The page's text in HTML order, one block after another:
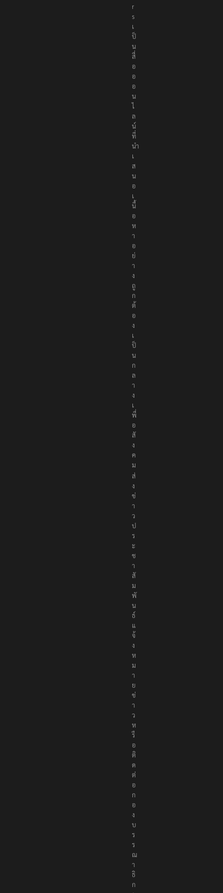
r
s
เ
ป็
น
สื่
อ
อ
อ
น
ไ
ล
น์
ที่
นำ
เ
ส
น
อ
เ
นื้
อ
ห
า
อ
ย่
า
ง
ถู
ก
ต้
อ
ง
เ
ป็
น
ก
ล
า
ง
เ
พื่
อ
สั
ง
ค
ม
ส่
ง
ข่
า
ว
ป
ร
ะ
ช
า
สั
ม
พั
น
ธ์
แ
จ้
ง
ห
ม
า
ย
ข่
า
ว
ห
รื
อ
ติ
ด
ต่
อ
ก
อ
ง
บ
ร
ร
ณ
า
ธิ
ก